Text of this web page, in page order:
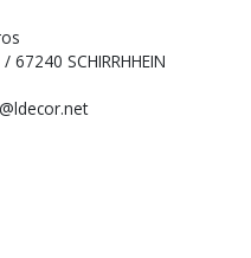
SCHIRRHHEIN